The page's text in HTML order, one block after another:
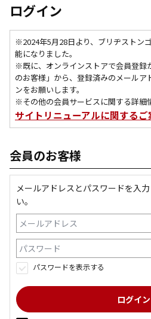
ログイン
※2024年5月28日より、ブリヂストン
能になりました。
※既に、 オンラインストアで会員登録
のお客様」から、登録済みのメールア
ンをお願いします。
※その他の会員サービスに関する詳細
サイトリニューアルに関するご
会員のお客様
メールアドレスとパスワードを入
い。
パスワードを表示する